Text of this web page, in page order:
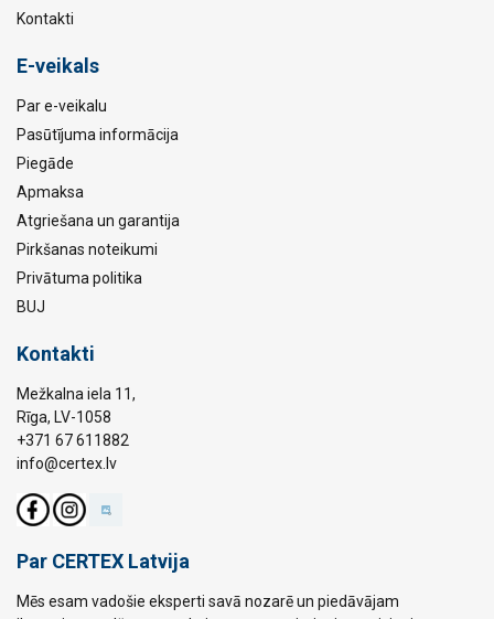
Kontakti
E-veikals
Par e-veikalu
Pasūtījuma informācija
Piegāde
Apmaksa
Atgriešana un garantija
Pirkšanas noteikumi
Privātuma politika
BUJ
Kontakti
Mežkalna iela 11,
Rīga, LV-1058
+371 67 611882
info@certex.lv
Par CERTEX Latvija
Mēs esam vadošie eksperti savā nozarē un piedāvājam